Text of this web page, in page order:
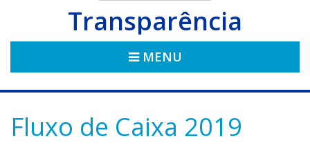
Transparência
MENU
Fluxo de Caixa 2019